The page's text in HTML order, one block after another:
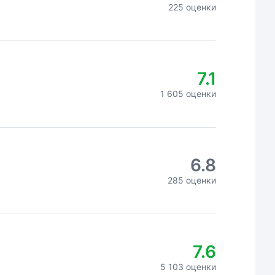
225 оценки
7.1
1 605 оценки
6.8
285 оценки
7.6
5 103 оценки